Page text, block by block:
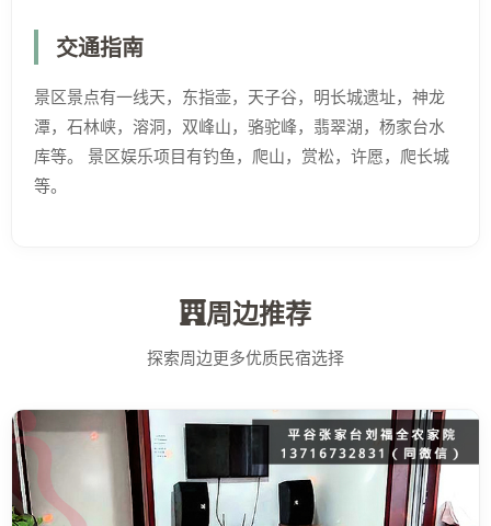
交通指南
景区景点有一线天，东指壶，天子谷，明长城遗址，神龙
潭，石林峡，溶洞，双峰山，骆驼峰，翡翠湖，杨家台水
库等。 景区娱乐项目有钓鱼，爬山，赏松，许愿，爬长城
等。
周边推荐
探索周边更多优质民宿选择